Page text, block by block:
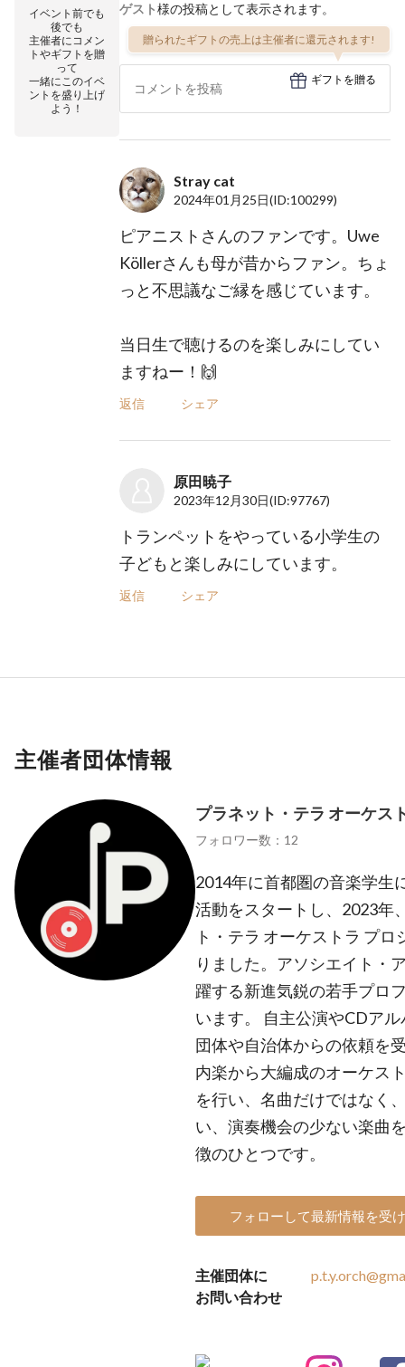
イベント前でも
後でも
主催者にコメン
トやギフトを贈
って
一緒にこのイベ
ントを盛り上げ
よう！
ゲスト様の投稿として表示されます。
贈られたギフトの売上は主催者に還元されます!
ギフトを贈る
Stray cat
2024年01月25日(ID:100299)
ピアニストさんのファンです。Uwe
Köllerさんも母が昔からファン。ちょ
っと不思議なご縁を感じています。
当日生で聴けるのを楽しみにしてい
ますねー！🙌
返信 シェア
原田暁子
2023年12月30日(ID:97767)
トランペットをやっている小学生の
子どもと楽しみにしています。
返信 シェア
主催者団体情報
プラネット・テラ オーケス
フォロワー数：12
2014年に首都圏の音楽学生
活動をスタートし、2023年
ト・テラ オーケストラ プ
りました。アソシエイト・
躍する新進気鋭の若手プロ
います。 自主公演やCDア
団体や自治体からの依頼を
内楽から大編成のオーケス
を行い、名曲だけではなく
い、演奏機会の少ない楽曲
徴のひとつです。
フォローして最新情報を受
主催団体に
お問い合わせ